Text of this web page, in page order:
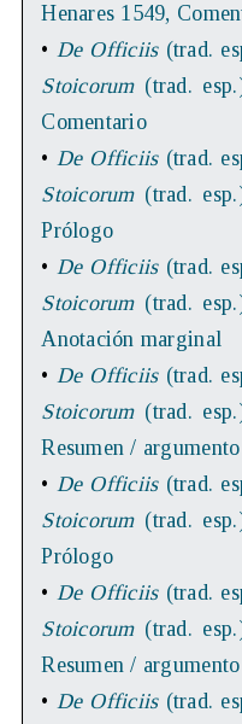
Henares 1549,
• De Officiis(trad.
Stoicorum(trad.
Comentario
• De Officiis(trad.
Stoicorum(trad.
Prólogo
• De Officiis(trad.
Stoicorum(trad.
Anotación marginal
• De Officiis(trad.
Stoicorum(trad.
Resumen / argumento
• De Officiis(trad.
Stoicorum(trad.
Prólogo
• De Officiis(trad.
Stoicorum(trad.
Resumen / argumento
• De Officiis(trad.